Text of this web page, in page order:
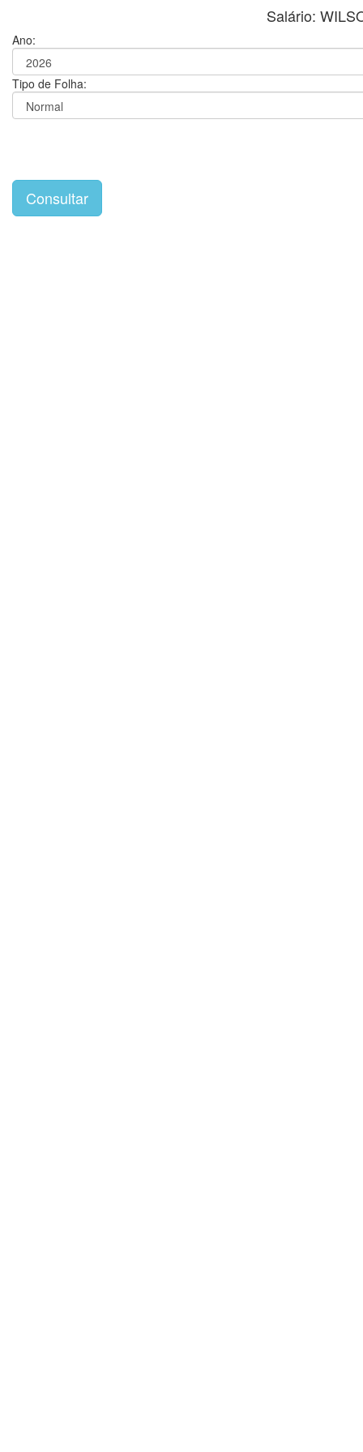
Salário:
Ano:
Tipo de Folha: